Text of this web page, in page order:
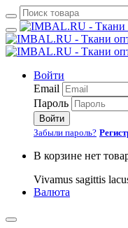
Войти
Email
Пароль
Войти
Забыли пароль?
В корзине нет
Vivamus sagittis
Валюта